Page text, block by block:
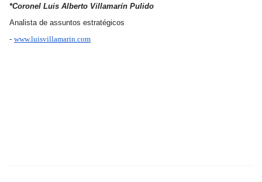
*Coronel Luis Alberto Villamarín Pulido
Analista de assuntos estratégicos
- www.luisvillamarin.com